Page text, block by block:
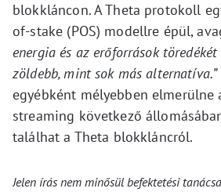
blokkláncon. A Theta protokoll
of-stake (POS) modellre épül,
energia és az erőforrások
zöldebb, mint sok más alternatíva.”
egyébként mélyebben elmerülne
streaming következő
találhat a Theta blokkláncról.
Jelen írás nem minősül befektetési